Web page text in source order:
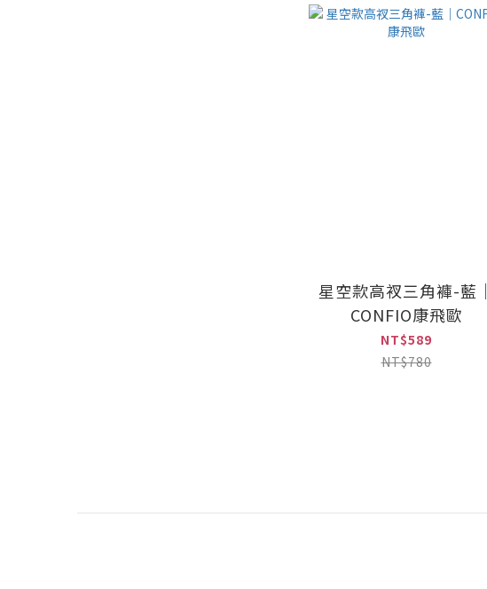
星空款高衩三角褲-藍｜
CONFIO康飛歐
NT$589
NT$780